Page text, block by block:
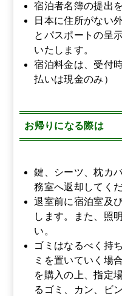
宿泊者名簿の提出
日本に住所がない
とパスポートの呈
いたします。
宿泊料金は、受付
払いは現金のみ）
お帰りになる際は
鍵、シーツ、枕カ
務室へ返却してくだ
退室前に宿泊室及
します。また、照
い。
ゴミはなるべく持
ミを置いていく場
を購入の上、指定
るゴミ、カン、ビ